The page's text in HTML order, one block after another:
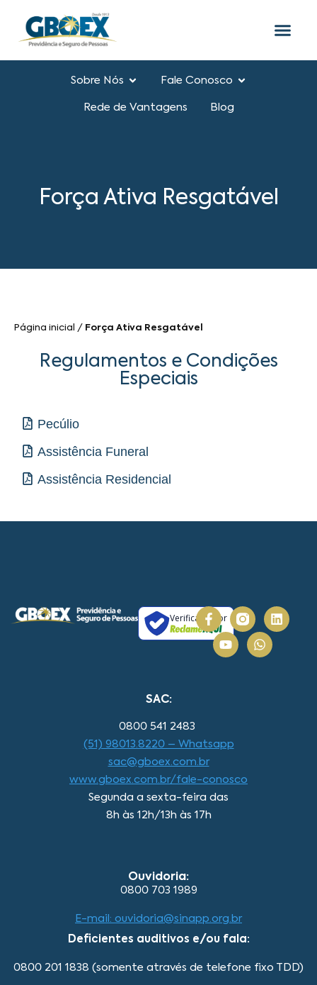
Sobre Nós Fale Conosco
Rede de Vantagens Blog
Força Ativa Resgatável
Página inicial / Força Ativa Resgatável
Regulamentos e Condições
Especiais
Pecúlio
Assistência Funeral
Assistência Residencial
Verificada por
SAC:
0800 541 2483
(51) 98013.8220 – Whatsapp
sac@gboex.com.br
www.gboex.com.br/fale-conosco
Segunda a sexta-feira das
8h às 12h/13h às 17h
Ouvidoria:
0800 703 1989
E-mail: ouvidoria@sinapp.org.br
Deficientes auditivos e/ou fala:
0800 201 1838 (somente através de telefone fixo TDD)